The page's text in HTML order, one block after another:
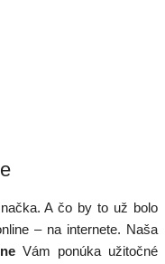
A čo by to už bolo
– na internete. Naša
Vám ponúka užitočné